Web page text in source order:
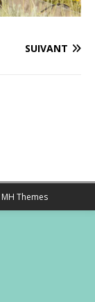
SUIVANT
MH Themes